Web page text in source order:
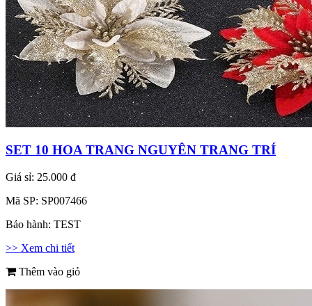
SET 10 HOA TRANG NGUYÊN TRANG TRÍ
Giá sỉ: 25.000 đ
Mã SP: SP007466
Bảo hành: TEST
>> Xem chi tiết
Thêm vào giỏ